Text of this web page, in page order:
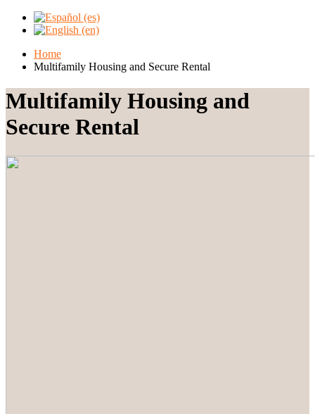
Home
Multifamily Housing and Secure Rental
Multifamily Housing and
Secure Rental